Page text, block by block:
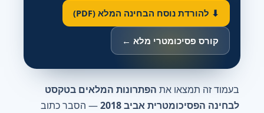
⬇ להורדת נוסח הבחינה המלא (PDF)
קורס פסיכומטרי מלא ←
בעמוד זה תמצאו את הפתרונות המלאים בטקסט
לבחינה הפסיכומטרית אביב 2018
— הסבר כתוב